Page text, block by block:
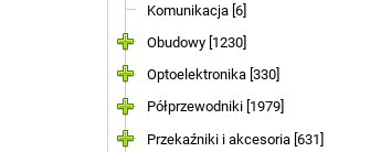
Komunikacja [6]
Obudowy [1230]
Optoelektronika [330]
Półprzewodniki [1979]
Przekaźniki i akcesoria [631]